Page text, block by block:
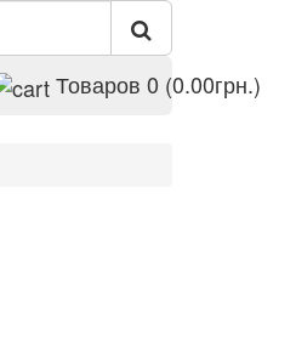
Товаров 0 (0.00грн.)